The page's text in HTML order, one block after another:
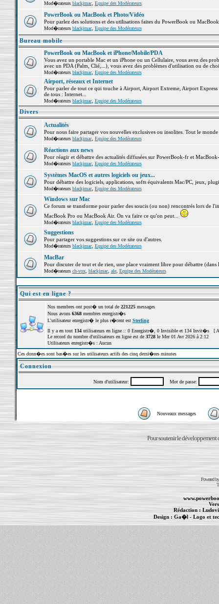
Mod�rateurs blackjmac, Equipe des Modérateurs
PowerBook ou MacBook et Photo/Vidéo
Pour parlez des solutions et des utilisations faites du PowerBook ou
Mod�rateurs blackjmac, Equipe des Modérateurs
Bureau mobile
PowerBook ou MacBook et iPhone/Mobile/PDA
Vous avez un portable Mac et un iPhone ou un Cellulaire, vous avez des
avec un PDA (Palm, Clié,...), vous avez des problèmes d'utilisation ou de
Mod�rateurs blackjmac, Equipe des Modérateurs
Airport, réseaux et Internet
Pour parler de tout ce qui touche à Airport, Airport Extreme, Airport
de tous : Internet...
Mod�rateurs blackjmac, Equipe des Modérateurs
Divers
Actualités
Pour nous faire partager vos nouvelles exclusives ou insolites. Tout le
Mod�rateurs blackjmac, Equipe des Modérateurs
Réactions aux news
Pour réagir et débattre des actualités diffusées sur PowerBook-fr et
Mod�rateurs blackjmac, Equipe des Modérateurs
Systèmes MacOS et autres logiciels ou jeux...
Pour débattre des logiciels, applications, softs équivalents Mac/PC, jeux,
Mod�rateurs blackjmac, Equipe des Modérateurs
Windows sur Mac
Ce forum se transforme pour parler des soucis (ou non) rencontrés lors de
MacBook Pro ou MacBook Air. On va faire ce qu'on peut...
Mod�rateurs blackjmac, Equipe des Modérateurs
Suggestions
Pour partager vos suggestions sur ce site ou d'autres.
Mod�rateurs blackjmac, Equipe des Modérateurs
MacBar
Pour discuter de tout et de rien, une place vraiment libre pour débattre (dans
Mod�rateurs ch-vox, blackjmac, ale, Equipe des Modérateurs
Qui est en ligne ?
Nos membres ont post� un total de 221225messages
Nous avons 6368membres enregistr�s
L'utilisateur enregistr� le plus r�cent est Sterling
Il y a en tout 134utilisateurs en ligne :: 0 Enregistr�, 0 Invisible et 134 Invit�s [
Le record du nombre d'utilisateurs en ligne est de 3728le Mer 01 Avr 2026 à 2:12
Utilisateurs enregistr�s : Aucun
Ces donn�es sont bas�es sur les utilisateurs actifs des cinq derni�res minutes
Connexion
Nom d'utilisateur: Mot de passe:
Nouveaux messages
Pour soutenir le développement
Powered
Rédaction :
Design : Ga�l- Logo et